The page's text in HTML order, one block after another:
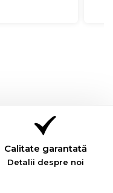
Calitate garantată
Detalii despre noi